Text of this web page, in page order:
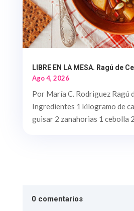
LIBRE EN LA MESA. Ragú de
Ago 4, 2026
Por María C. Rodriguez Ragú
Ingredientes 1 kilogramo de
guisar 2 zanahorias 1 cebolla
0 comentarios